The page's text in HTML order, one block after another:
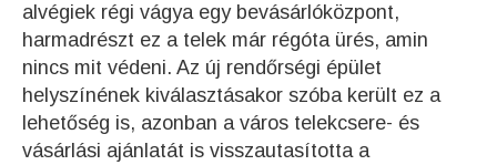
alvégiek régi vágya egy bevásárlóközpont,
harmadrészt ez a telek már régóta ürés, amin
nincs mit védeni. Az új rendőrségi épület
helyszínének kiválasztásakor szóba került ez a
lehetőség is, azonban a város telekcsere- és
vásárlási ajánlatát is visszautasította a